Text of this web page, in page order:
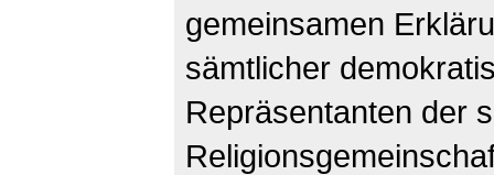
gemeinsamen
sämtlicher
Repräsentanten der